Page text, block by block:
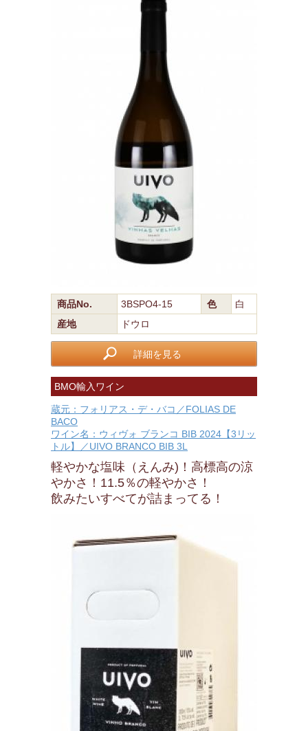
商品No. 3BSPO4-15 色
白
産地
ドウロ
詳細を見る
BMO輸入ワイン
蔵元：フォリアス・デ・バコ／FOLIAS DE
BACO
ワイン名：ウィヴォ ブランコ BIB 2024【3リッ
トル】／UIVO BRANCO BIB 3L
軽やかな塩味（えんみ)！高標高の涼
やかさ！11.5％の軽やかさ！
飲みたいすべてが詰まってる！